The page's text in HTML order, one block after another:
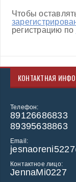
Чтобы
регистрацию по
КОНТАКТНАЯ
Телефон:
89126686833
89395638863
Email:
Контактное лицо:
JennaMi0227